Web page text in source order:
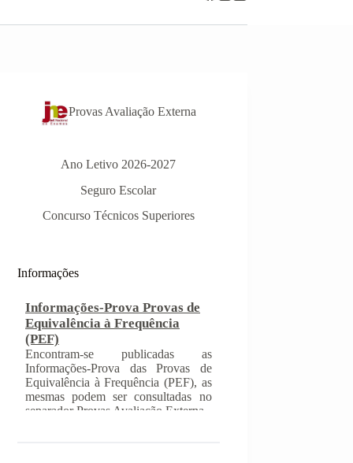
Provas Avaliação Externa
Ano Letivo 2026-2027
Seguro Escolar
Concurso Técnicos Superiores
Informações
Informações-Prova Provas de
Equivalência à Frequência
(PEF)
Equivalência à Frequência (PEF), as
mesmas podem ser consultadas no
INSCRIÇÃO NAS PROVAS
FINAIS E NAS PROVAS DE
EQUIVALÊNCIA À
FREQUÊNCIA
Com a publicação da Norma 1 do
JNE – Júri Nacional de Exames,